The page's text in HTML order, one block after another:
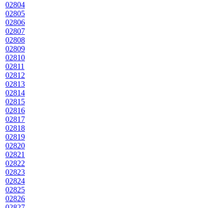
02804
02805
02806
02807
02808
02809
02810
02811
02812
02813
02814
02815
02816
02817
02818
02819
02820
02821
02822
02823
02824
02825
02826